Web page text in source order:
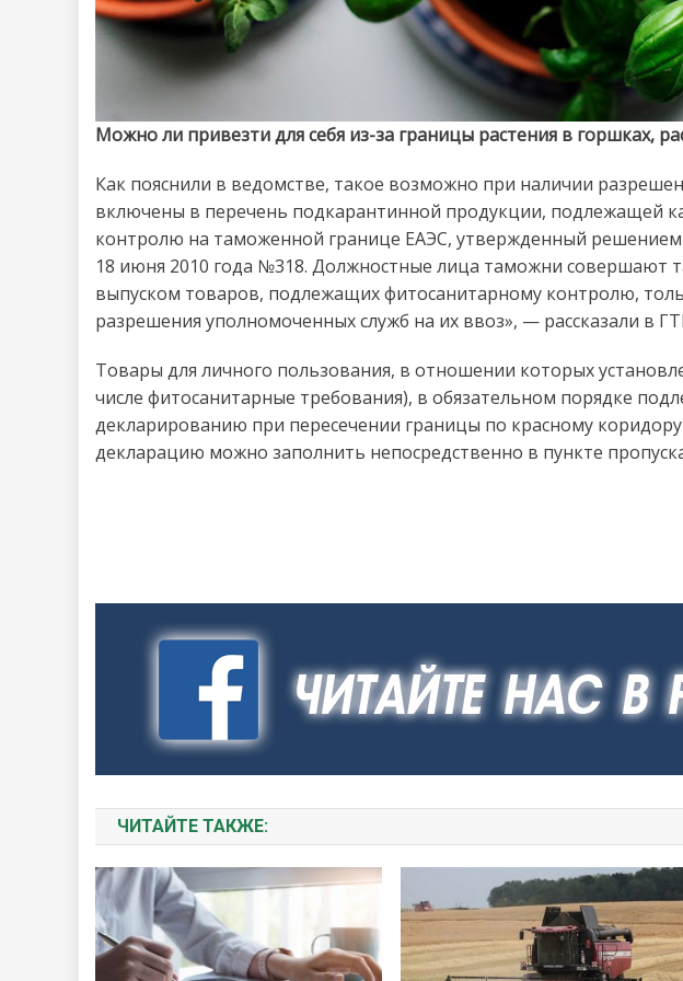
Можно ли привезти для себя из-за границы растения в горшках,
Как пояснили в ведомстве, такое возможно при наличии
включены в перечень подкарантинной продукции, подлежащей
контролю на таможенной границе ЕАЭС, утвержденный
18 июня 2010 года №318. Должностные лица таможни совершают
выпуском товаров, подлежащих фитосанитарному контролю,
разрешения уполномоченных служб на их ввоз», — рассказали в
Товары для личного пользования, в отношении которых
числе фитосанитарные требования), в обязательном порядке
декларированию при пересечении границы по красному
декларацию можно заполнить непосредственно в пункте
ЧИТАЙТЕ ТАКЖЕ: